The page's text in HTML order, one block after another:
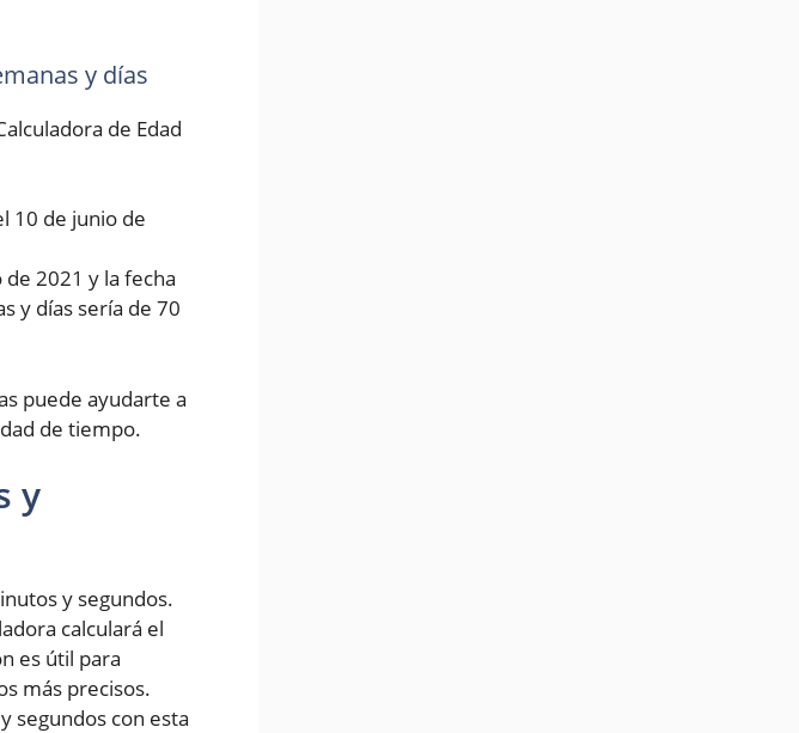
y días
de Edad
10 de junio de
2021 y la fecha
y días sería de 70
puede ayudarte a
de tiempo.
y
y segundos.
calculará el
es útil para
más precisos.
segundos con esta